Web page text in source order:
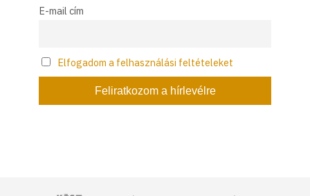
E-mail cím
Elfogadom a felhasználási feltételeket